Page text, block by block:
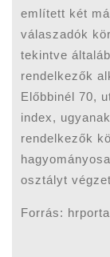
említett két
válaszadók
tekintve
rendelkezők
Előbbinél 70,
index,
rendelkezők
osztályt
Forrás: